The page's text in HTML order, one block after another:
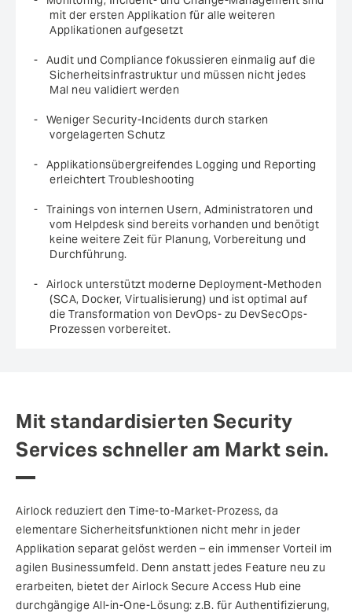
mit der ersten Applikation für alle weiteren
Applikationen aufgesetzt
Audit und Compliance fokussieren einmalig auf die
Sicherheitsinfrastruktur und müssen nicht jedes
Mal neu validiert werden
Weniger Security-Incidents durch starken
vorgelagerten Schutz
Applikationsübergreifendes Logging und Reporting
erleichtert Troubleshooting
Trainings von internen Usern, Administratoren und
vom Helpdesk sind bereits vorhanden und benötigt
keine weitere Zeit für Planung, Vorbereitung und
Durchführung.
Airlock unterstützt moderne Deployment-Methoden
(SCA, Docker, Virtualisierung) und ist optimal auf
die Transformation von DevOps- zu DevSecOps-
Prozessen vorbereitet.
Mit standardisierten Security
Services schneller am Markt sein.
Airlock reduziert den Time-to-Market-Prozess, da
elementare Sicherheitsfunktionen nicht mehr in jeder
Applikation separat gelöst werden – ein immenser Vorteil im
agilen Businessumfeld. Denn anstatt jedes Feature neu zu
erarbeiten, bietet der Airlock Secure Access Hub eine
durchgängige All-in-One-Lösung: z.B. für Authentifizierung,